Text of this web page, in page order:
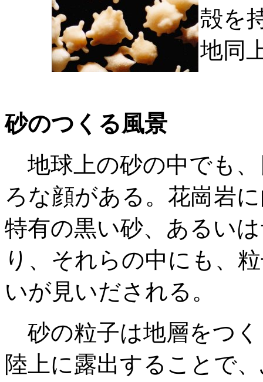
殻を
地同
砂のつくる風景
地球上の砂の中でも
ろな顔がある。花崗岩
特有の黒い砂、あるい
り、それらの中にも、
いが見いだされる。
砂の粒子は地層をつ
陸上に露出することで